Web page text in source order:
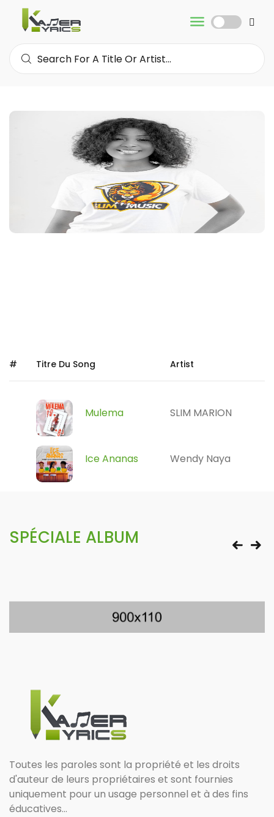
# Titre Du Song Artist
Mulema SLIM MARION
Ice Ananas Wendy Naya
SPÉCIALE ALBUM
Toutes les paroles sont la propriété et les droits
d'auteur de leurs propriétaires et sont fournies
uniquement pour un usage personnel et à des fins
éducatives...